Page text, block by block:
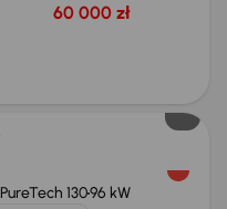
60 000 zł
PureTech 13096 kW